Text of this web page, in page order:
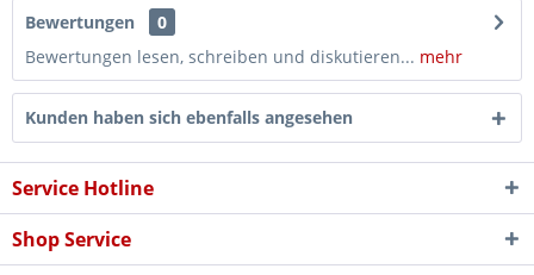
Bewertungen
0
Bewertungen lesen, schreiben und diskutieren... mehr
Kunden haben sich ebenfalls angesehen
Service Hotline
Shop Service